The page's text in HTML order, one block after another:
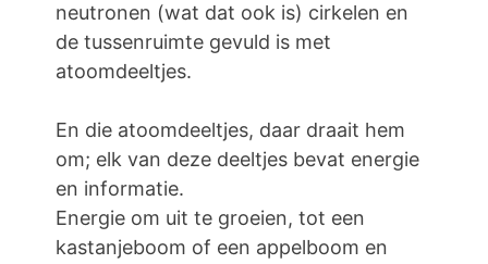
neutronen (wat dat ook is) cirkelen en
de tussenruimte gevuld is met
atoomdeeltjes.
En die atoomdeeltjes, daar draait hem
om; elk van deze deeltjes bevat energie
en informatie.
Energie om uit te groeien, tot een
kastanjeboom of een appelboom en